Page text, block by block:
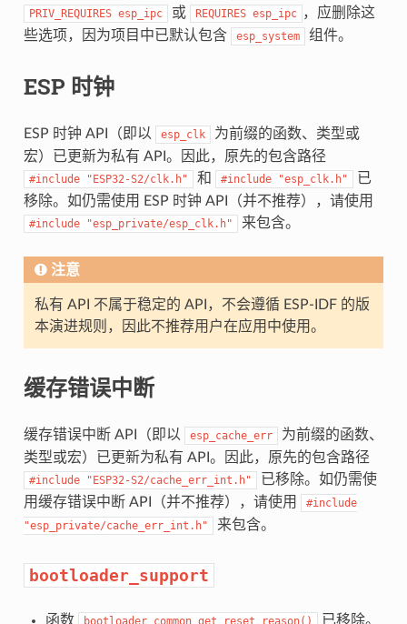
PRIV_REQUIRES esp_ipc 或 REQUIRES esp_ipc ，应删除这
些选项，因为项目中已默认包含
esp_system 组件。
ESP 时钟
ESP 时钟 API（即以 esp_clk
为前缀的函数、类型或
宏）已更新为私有 API。因此，原先的包含路径
#include "ESP32-S2/clk.h" 和 #include "esp_clk.h"
已
移除。如仍需使用 ESP 时钟 API（并不推荐），请使用
#include "esp_private/esp_clk.h" 来包含。
注意
私有 API 不属于稳定的 API，不会遵循 ESP-IDF 的版
本演进规则，因此不推荐用户在应用中使用。
缓存错误中断
缓存错误中断 API（即以 esp_cache_err
为前缀的函数、
类型或宏）已更新为私有 API。因此，原先的包含路径
#include "ESP32-S2/cache_err_int.h"
已移除。如仍需使
用缓存错误中断 API（并不推荐），请使用
#include
"esp_private/cache_err_int.h"
来包含。
bootloader_support
函数 bootloader_common_get_reset_reason()
已移除。